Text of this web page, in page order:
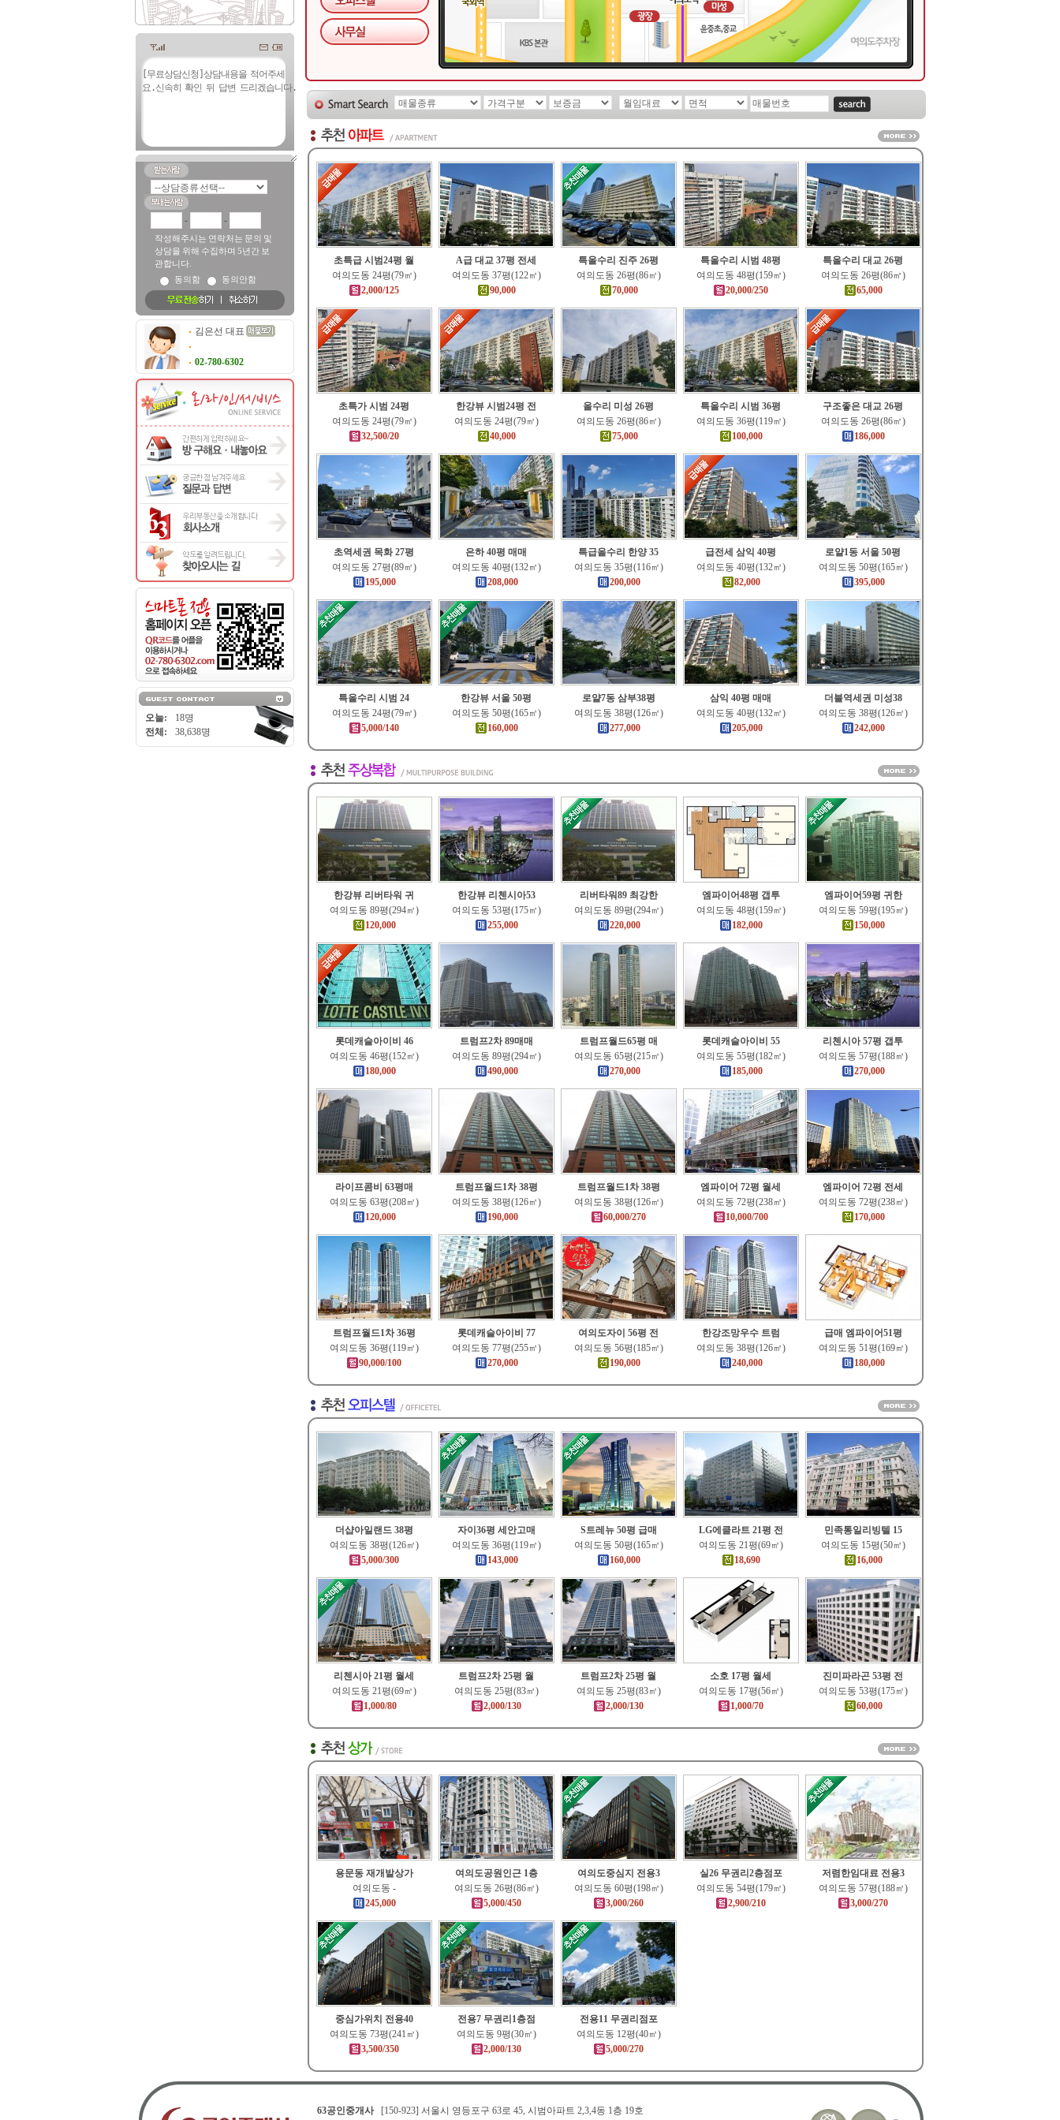
- -
작성해주시는 연락처는 문의 및
상담을 위해 수집하며 5년간 보
관합니다.
동의함
동의안함
김은선 대표
02-780-6302
오늘:
18명
전체:
38,638명
초특급 시범24평 월
여의도동 24평(79㎡)
2,000/125
A급 대교 37평 전세
여의도동 37평(122㎡)
90,000
특올수리 진주 26평
여의도동 26평(86㎡)
70,000
특올수리 시범 48평
여의도동 48평(159㎡)
20,000/250
특올수리 대교 26평
여의도동 26평(86㎡)
65,000
초특가 시범 24평
여의도동 24평(79㎡)
32,500/20
한강뷰 시범24평 전
여의도동 24평(79㎡)
40,000
올수리 미성 26평
여의도동 26평(86㎡)
75,000
특올수리 시범 36평
여의도동 36평(119㎡)
100,000
구조좋은 대교 26평
여의도동 26평(86㎡)
186,000
초역세권 목화 27평
여의도동 27평(89㎡)
195,000
은하 40평 매매
여의도동 40평(132㎡)
208,000
특급올수리 한양 35
여의도동 35평(116㎡)
200,000
급전세 삼익 40평
여의도동 40평(132㎡)
82,000
로얄1동 서울 50평
여의도동 50평(165㎡)
395,000
특올수리 시범 24
여의도동 24평(79㎡)
5,000/140
한강뷰 서울 50평
여의도동 50평(165㎡)
160,000
로얄7동 삼부38평
여의도동 38평(126㎡)
277,000
삼익 40평 매매
여의도동 40평(132㎡)
205,000
더블역세권 미성38
여의도동 38평(126㎡)
242,000
한강뷰 리버타워 귀
여의도동 89평(294㎡)
120,000
한강뷰 리첸시아53
여의도동 53평(175㎡)
255,000
리버타워89 최강한
여의도동 89평(294㎡)
220,000
엠파이어48평 갭투
여의도동 48평(159㎡)
182,000
엠파이어59평 귀한
여의도동 59평(195㎡)
150,000
롯데캐슬아이비 46
여의도동 46평(152㎡)
180,000
트럼프2차 89매매
여의도동 89평(294㎡)
490,000
트럼프월드65평 매
여의도동 65평(215㎡)
270,000
롯데캐슬아이비 55
여의도동 55평(182㎡)
185,000
리첸시아 57평 갭투
여의도동 57평(188㎡)
270,000
라이프콤비 63평매
여의도동 63평(208㎡)
120,000
트럼프월드1차 38평
여의도동 38평(126㎡)
190,000
트럼프월드1차 38평
여의도동 38평(126㎡)
60,000/270
엠파이어 72평 월세
여의도동 72평(238㎡)
10,000/700
엠파이어 72평 전세
여의도동 72평(238㎡)
170,000
트럼프월드1차 36평
여의도동 36평(119㎡)
90,000/100
롯데캐슬아이비 77
여의도동 77평(255㎡)
270,000
여의도자이 56평 전
여의도동 56평(185㎡)
190,000
한강조망우수 트럼
여의도동 38평(126㎡)
240,000
급매 엠파이어51평
여의도동 51평(169㎡)
180,000
더샵아일랜드 38평
여의도동 38평(126㎡)
5,000/300
자이36평 세안고매
여의도동 36평(119㎡)
143,000
S트레뉴 50평 급매
여의도동 50평(165㎡)
160,000
LG에클라트 21평 전
여의도동 21평(69㎡)
18,690
민족통일리빙텔 15
여의도동 15평(50㎡)
16,000
리첸시아 21평 월세
여의도동 21평(69㎡)
1,000/80
트럼프2차 25평 월
여의도동 25평(83㎡)
2,000/130
트럼프2차 25평 월
여의도동 25평(83㎡)
2,000/130
소호 17평 월세
여의도동 17평(56㎡)
1,000/70
진미파라곤 53평 전
여의도동 53평(175㎡)
60,000
용문동 재개발상가
여의도동 -
245,000
여의도공원인근 1층
여의도동 26평(86㎡)
5,000/450
여의도중심지 전용3
여의도동 60평(198㎡)
3,000/260
실26 무권리2층점포
여의도동 54평(179㎡)
2,900/210
저렴한임대료 전용3
여의도동 57평(188㎡)
3,000/270
중심가위치 전용40
여의도동 73평(241㎡)
3,500/350
전용7 무권리1층점
여의도동 9평(30㎡)
2,000/130
전용11 무권리점포
여의도동 12평(40㎡)
5,000/270
63공인중개사[150-923] 서울시 영등포구 63로 45, 시범아파트 2,3,4동 1층 19호